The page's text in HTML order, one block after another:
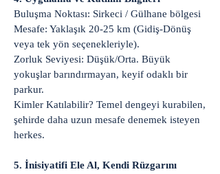
Buluşma Noktası: Sirkeci / Gülhane bölgesi
Mesafe: Yaklaşık 20-25 km (Gidiş-Dönüş
veya tek yön seçenekleriyle).
Zorluk Seviyesi: Düşük/Orta. Büyük
yokuşlar barındırmayan, keyif odaklı bir
parkur.
Kimler Katılabilir? Temel dengeyi kurabilen,
şehirde daha uzun mesafe denemek isteyen
herkes.
5. İnisiyatifi Ele Al, Kendi Rüzgarını